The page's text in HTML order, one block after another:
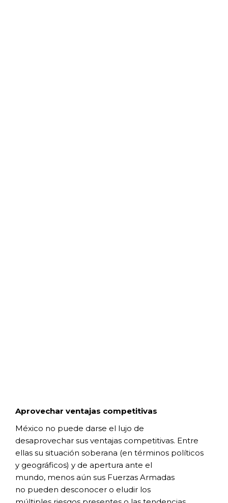
Aprovechar ventajas competitivas
México no puede darse el lujo de
desaprovechar sus ventajas competitivas. Entre
ellas su situación soberana (en términos políticos
y geográficos) y de apertura ante el
mundo, menos aún sus Fuerzas Armadas
no pueden desconocer o eludir los